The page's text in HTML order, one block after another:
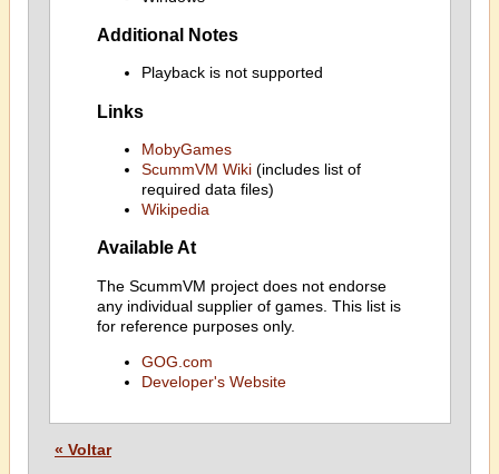
Additional Notes
Playback is not supported
Links
MobyGames
ScummVM Wiki(includes list of
required data files)
Wikipedia
Available At
The ScummVM project does not endorse
any individual supplier of games. This list is
for reference purposes only.
GOG.com
Developer's Website
« Voltar